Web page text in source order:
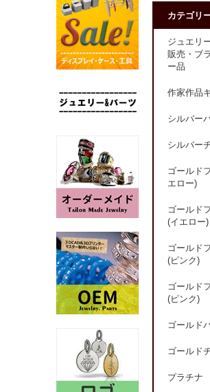
カテゴリ
ジュエリ
販売・ブ
ー品
作家作品
シルバー
シルバー
ゴールド
エロー)
ゴールド
(イエロー)
ゴールド
(ピンク)
ゴールド
(ピンク)
ゴールド
ゴールド
プラチナ